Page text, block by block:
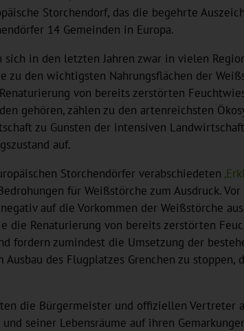
Storchendorf, das die begehrte
14 Gemeinden in Europa.
sich in den letzten Jahren zwar in vielen
zu den wichtigsten Nahrungsflächen der
von bereits zerstörten
gehören, zählen zu den artenreichsten
zu Gunsten der intensiven
auf.
Storchendörfer verabschiedeten
für Weißstörche zum Ausdruck.
auf die Vorkommen der Weißstörche
die Renaturierung von bereits zerstörten
fordern zumindest die Umsetzung der
Ausbau des Flugplatzes Grenchen zu
die Bürgermeister und offiziellen Vertreter
seiner Lebensräume auf ihren